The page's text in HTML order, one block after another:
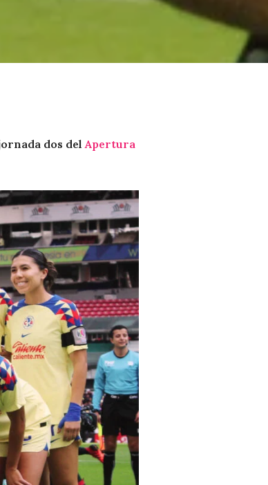
dos del Apertura